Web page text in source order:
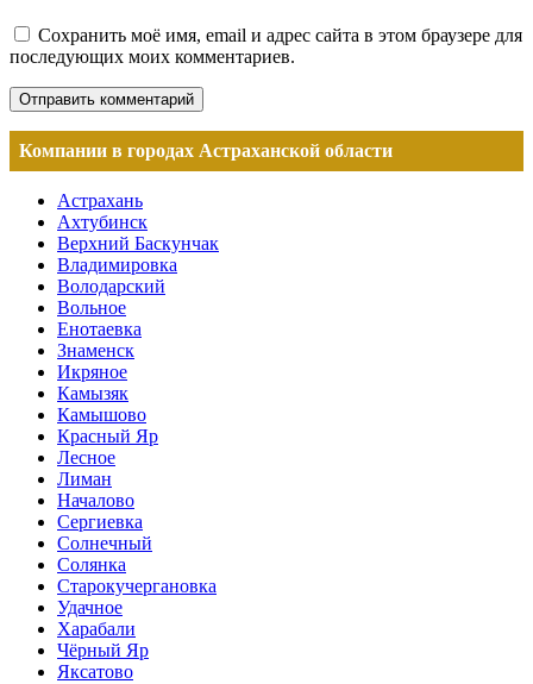
Сохранить моё имя, email и адрес сайта в этом браузере для
последующих моих комментариев.
Компании в городах Астраханской области
Астрахань
Ахтубинск
Верхний Баскунчак
Владимировка
Володарский
Вольное
Енотаевка
Знаменск
Икряное
Камызяк
Камышово
Красный Яр
Лесное
Лиман
Началово
Сергиевка
Солнечный
Солянка
Старокучергановка
Удачное
Харабали
Чёрный Яр
Яксатово